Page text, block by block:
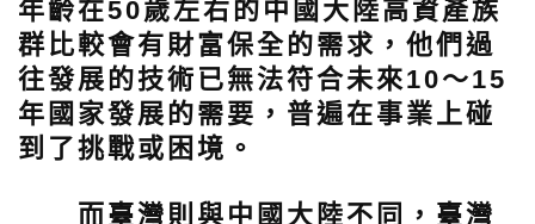
年齡在50歲左右的中國大陸高資產族
群比較會有財富保全的需求，他們過
往發展的技術已無法符合未來10～15
年國家發展的需要，普遍在事業上碰
到了挑戰或困境。
而臺灣則與中國大陸不同，臺灣